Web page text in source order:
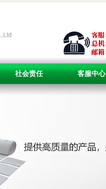
社会责任 客服中心